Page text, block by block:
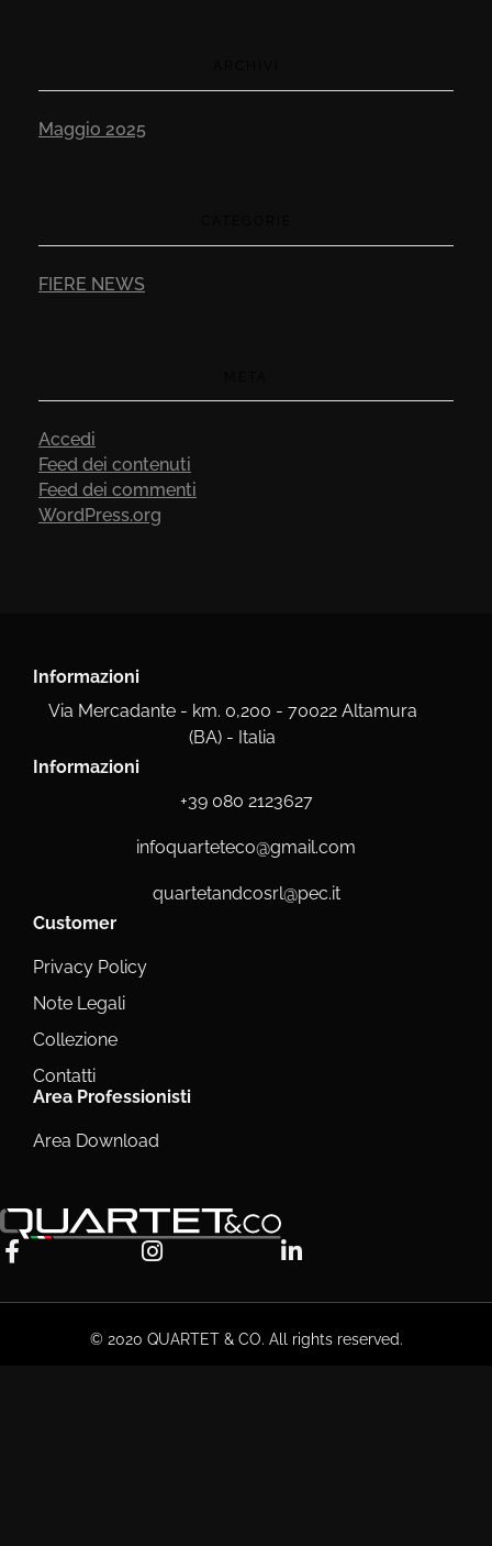
Maggio 2025
FIERE NEWS
Accedi
Feed dei contenuti
Feed dei commenti
WordPress.org
Informazioni
Via Mercadante - km. 0,200 - 70022 Altamura
(BA) - Italia
Informazioni
+39 080 2123627
infoquarteteco@gmail.com
quartetandcosrl@pec.it
Customer
Privacy Policy
Note Legali
Collezione
Contatti
Area Professionisti
Area Download
© 2020 QUARTET & CO. All rights reserved.